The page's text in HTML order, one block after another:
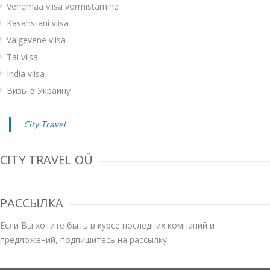
Venemaa viisa vormistamine
Kasahstani viisa
Valgevene viisa
Tai viisa
India viisa
Визы в Украину
City Travel
CITY TRAVEL OÜ
РАССЫЛКА
Если Вы хотите быть в курсе последних компаний и
предложений, подпишитесь на рассылку.